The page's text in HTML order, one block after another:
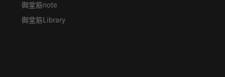
御堂筋note
御堂筋Library